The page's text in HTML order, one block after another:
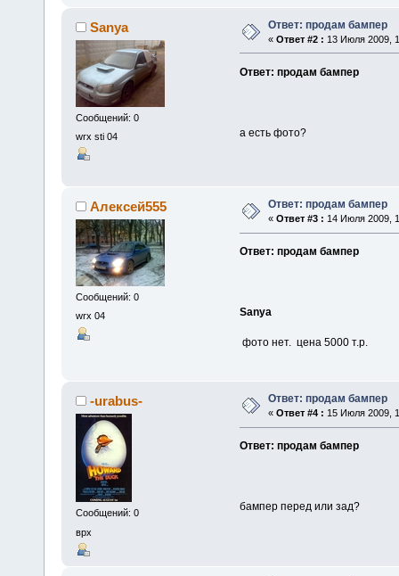
Sanya
Сообщений: 0
wrx sti 04
Ответ: продам бампер
« Ответ #2 : 13 Июля 2009,
Ответ: продам бампер
а есть фото?
Алексей555
Сообщений: 0
wrx 04
Ответ: продам бампер
« Ответ #3 : 14 Июля 2009,
Ответ: продам бампер
Sanya
фото нет. цена 5000 т.р.
-urabus-
Сообщений: 0
врх
Ответ: продам бампер
« Ответ #4 : 15 Июля 2009,
Ответ: продам бампер
бампер перед или зад?